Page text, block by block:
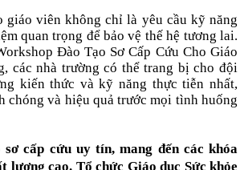
giáo viên không chỉ là yêu cầu kỹ năng
quan trọng để bảo vệ thế hệ tương lai.
Đào Tạo Sơ Cấp Cứu Cho Giáo
các nhà trường có thể trang bị cho đội
kiến thức và kỹ năng thực tiễn nhất,
chóng và hiệu quả trước mọi tình huống
cấp cứu uy tín, mang đến các khóa
lượng cao. Tổ chức Giáo dục Sức khỏe